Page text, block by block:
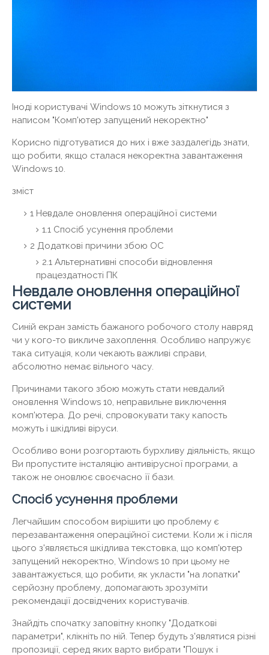
Іноді користувачі Windows 10 можуть зіткнутися з
написом "Комп'ютер запущений некоректно"
Корисно підготуватися до них і вже заздалегідь знати,
що робити, якщо сталася некоректна завантаження
Windows 10.
зміст
1 Невдале оновлення операційної системи
1.1 Спосіб усунення проблеми
2 Додаткові причини збою ОС
2.1 Альтернативні способи відновлення
працездатності ПК
Невдале оновлення операційної
системи
Синій екран замість бажаного робочого столу навряд
чи у кого-то викличе захоплення. Особливо напружує
така ситуація, коли чекають важливі справи,
абсолютно немає вільного часу.
Причинами такого збою можуть стати невдалий
оновлення Windows 10, неправильне виключення
комп'ютера. До речі, спровокувати таку капость
можуть і шкідливі віруси.
Особливо вони розгортають бурхливу діяльність, якщо
Ви пропустите інсталяцію антивірусної програми, а
також не оновлює своєчасно її бази.
Спосіб усунення проблеми
Легчайшим способом вирішити цю проблему є
перезавантаження операційної системи. Коли ж і після
цього з'являється шкідлива текстовка, що комп'ютер
запущений некоректно, Windows 10 при цьому не
завантажується, що робити, як укласти "на лопатки"
серйозну проблему, допомагають зрозуміти
рекомендації досвідчених користувачів.
Знайдіть спочатку заповітну кнопку "Додаткові
параметри", клікніть по ній. Тепер будуть з'являтися різні
пропозиції, серед яких варто вибрати "Пошук і